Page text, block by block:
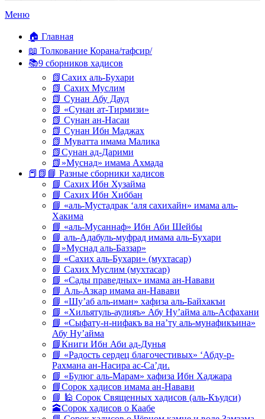
Перейти
содержимому
Меню
🏠 Главная
📖 Толкование Корана/тафсир/
📚9 сборников хадисов
📗Сахих аль-Бухари
📗 Сахих Муслим
📗 Сунан Абу Дауд
📗 «Сунан ат-Тирмизи»
📗 Сунан ан-Насаи
📗 Сунан Ибн Маджах
📗 Муватта имама Малика
📗Сунан ад-Дарими
📗»Муснад» имама Ахмада
📕📗📘 Разные сборники хадисов
📘 Сахих Ибн Хузайма
📘 Сахих Ибн Хиббан
📘 «аль-Мустадрак ‘аля сахихайн» имама аль-
Хакима
📘 «аль-Мусаннаф» Ибн Аби Шейбы
📘 аль-Адабуль-муфрад имама аль-Бухари
📘»Муснад аль-Баззар»
📘 «Сахих аль-Бухари» (мухтасар)
📘 Сахих Муслим (мухтасар)
📘 «Сады праведных» имама ан-Навави
📘 Аль-Азкар имама ан-Навави
📘 «Шу’аб аль-иман» хафиза аль-Байхакъи
📘 «Хильятуль-аулияъ» Абу Ну’айма аль-Асфахани
📘 «Сыфату-н-нифакъ ва на’ту аль-мунафикъина»
Абу Ну’айма
📘Книги Ибн Аби ад-Дунья
📘 «Радость сердец благочестивых» ‘Абду-р-
Рахмана ан-Насира ас-Са’ди.
📘 «Булюг аль-Марам» хафиза Ибн Хаджара
📘Сорок хадисов имама ан-Навави
📘 🕌 Сорок Священных хадисов (аль-Къудси)
🕋Сорок хадисов о Каабе